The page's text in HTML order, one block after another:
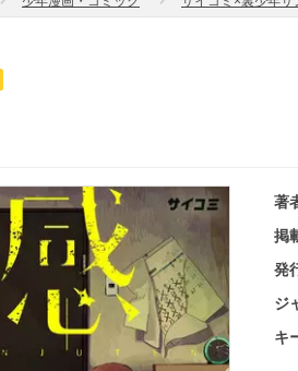
著
掲
発
ジ
キ